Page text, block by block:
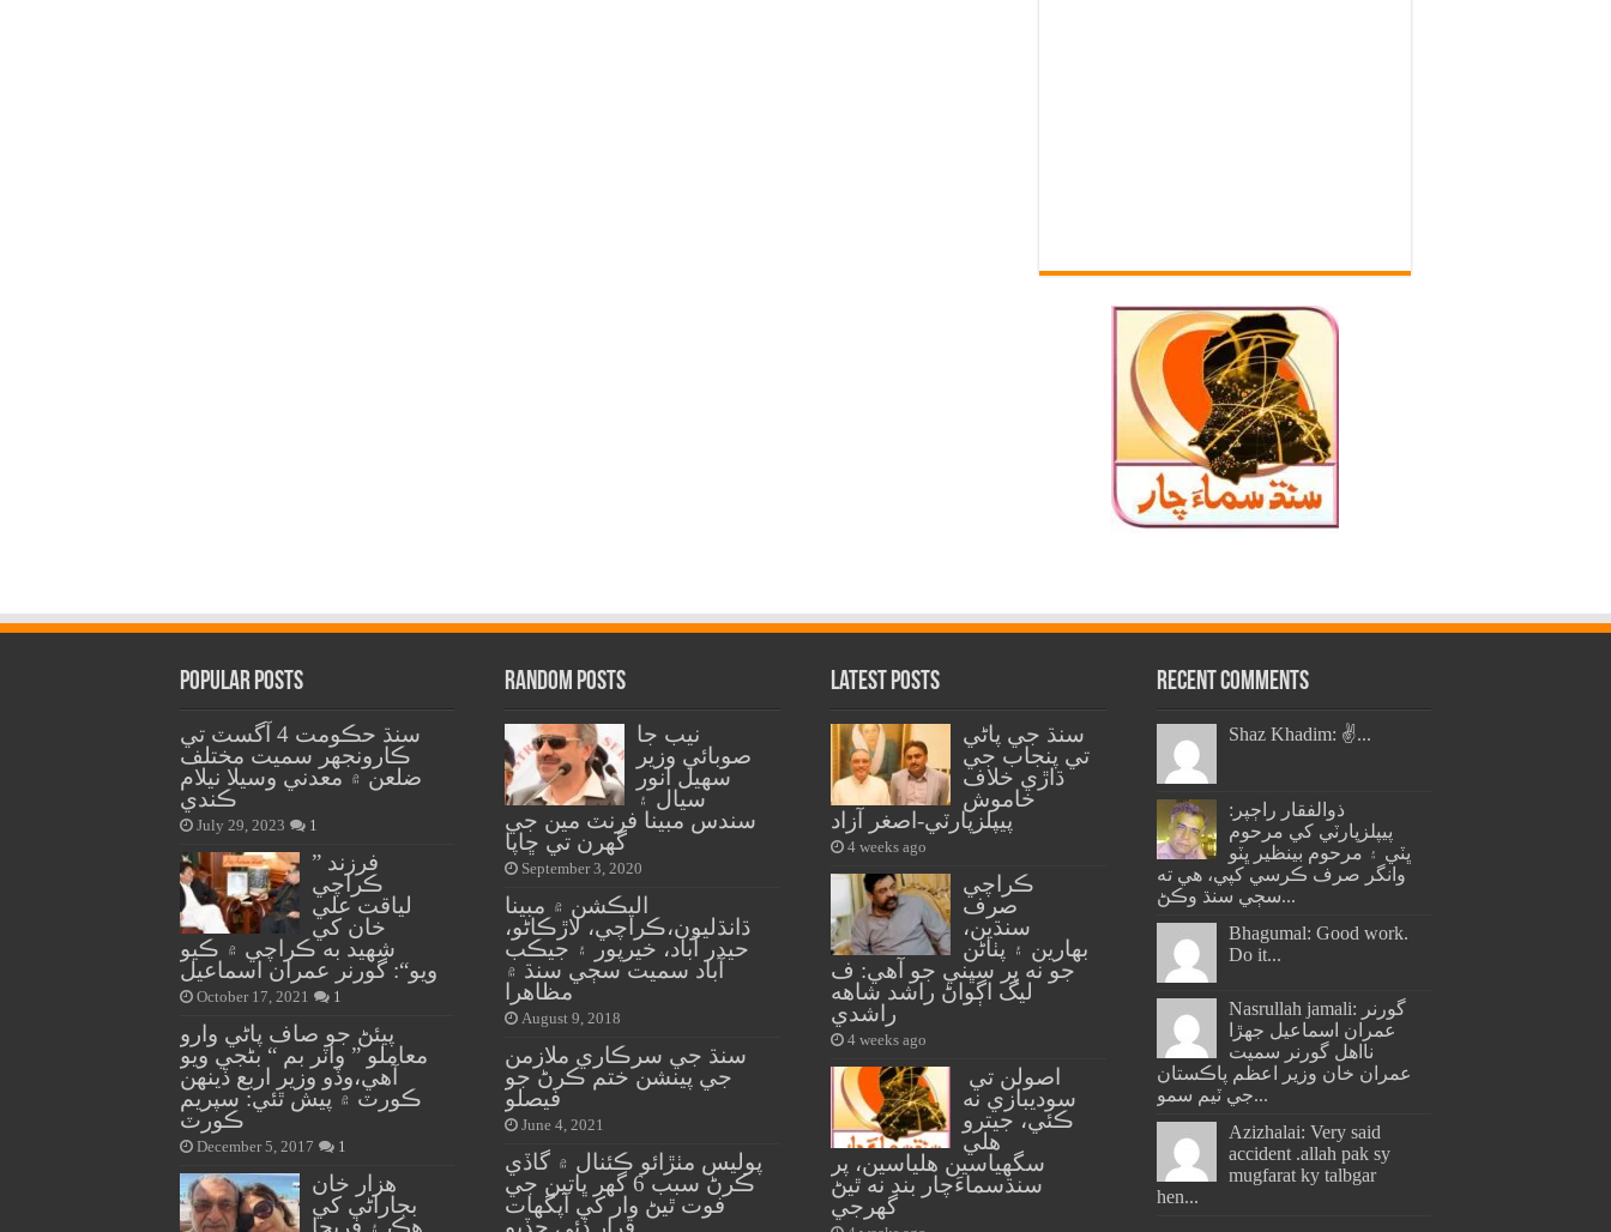
Popular Posts
سنڌ حڪومت 4 آگسٽ تي
ڪارونجهر سميت مختلف
ضلعن ۾ معدني وسيلا نيلام
ڪندي
July 29, 2023 1
” فرزند
ڪراچي
لياقت علي
خان کي
شهيد به ڪراچي ۾ ڪيو
ويو“: گورنر عمران اسماعيل
October 17, 2021 1
پيئڻ جو صاف پاڻي وارو
معاملو ” واٽر بم “ بڻجي ويو
آهي،وڏو وزير اربع ڏينهن
ڪورٽ ۾ پيش ٿئي: سپريم
ڪورٽ
December 5, 2017 1
هزار خان
بجاراڻي کي
هڪ ۽ فريحا
Random Posts
نيب جا
صوبائي وزير
سهيل انور
سيال ۽
سندس مبينا فرنٽ مين جي
گهرن تي ڇاپا
September 3, 2020
اليڪشن ۾ مبينا
ڌانڌليون،ڪراچي، لاڙڪاڻو،
حيدر آباد، خيرپور ۽ جيڪب
آباد سميت سڄي سنڌ ۾
مظاهرا
August 9, 2018
سنڌ جي سرڪاري ملازمن
جي پينشن ختم ڪرڻ جو
فيصلو
June 4, 2021
پوليس مٺڙائو ڪئنال ۾ گاڏي
ڪرڻ سبب 6 گهر ڀاتين جي
فوت ٿيڻ وار کي آپگهات
قرار ڏئي ڇڏيو
Latest Posts
سنڌ جي پاڻي
تي پنجاب جي
ڌاڙي خلاف
خاموش
پيپلزپارٽي-اصغر آزاد
4 weeks ago
ڪراچي
صرف
سنڌين،
بهارين ۽ پٺاڻن
جو نه پر سڀني جو آهي: ف
ليگ اڳواڻ راشد شاهه
راشدي
4 weeks ago
سوديبازي نه
ڪئي، جيترو
هلي
سگهياسين هلياسين، پر
سنڌسماءَچار بند نه ٿيڻ
گهرجي
Recent Comments
Shaz Khadim: ✌️...
ذوالفقار راڄپر:
پيپلزپارٽي کي مرحوم
ڀٽي ۽ مرحوم بينظير ڀٽو
وانگر صرف ڪرسي کپي، هي ته
سڄي سنڌ وڪڻ...
Bhagumal: Good work.
Do it...
Nasrullah jamali: گورنر
عمران اسماعيل جھڙا
نااهل گورنر سميت
عمران خان وزير اعظم پاڪستان
جي ٽيم سمو...
Azizhalai: Very said
accident .allah pak sy
mugfarat ky talbgar
hen...